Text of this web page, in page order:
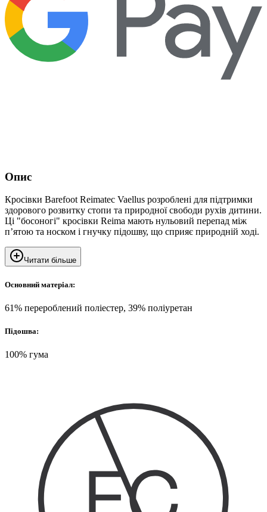
Опис
Кросівки Barefoot Reimatec Vaellus розроблені для підтримки
здорового розвитку стопи та природної свободи рухів дитини.
Ці "босоногі" кросівки Reima мають нульовий перепад між
п’ятою та носком і гнучку підошву, що сприяє природній ході.
Читати більше
Основний матеріал:
61% перероблений поліестер, 39% поліуретан
Підошва:
100% гума